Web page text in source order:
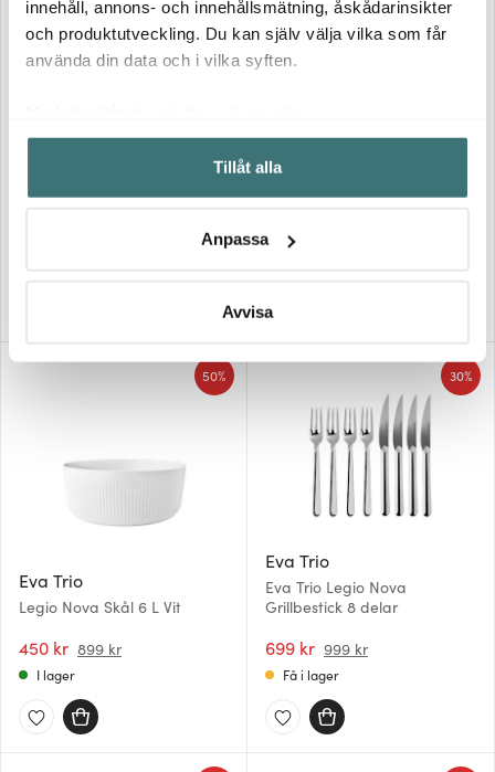
innehåll, annons- och innehållsmätning, åskådarinsikter
och produktutveckling. Du kan själv välja vilka som får
använda din data och i vilka syften.
Samla in information om din geografiska plats som
kan ha en noggrannhet på upp till flera meter
Identifiera din enhet genom att aktivt skanna den för
Ta reda på mer om hur dina personliga uppgifter
Du kan ändra eller dra tillbaka ditt samtycke när som
Vi använder cookies för att innehållet och annonserna
ska anpassas efter det som vi tror att du tycker om. Det
gör också att vi kan analysera vår trafik och göra
hemsidan ännu bättre. Du bestämmer själv vilka cookies
som du vill dela med dig av.
Tillåt alla
Anpassa
Avvisa
Legio Nova skål 0,5 L Vit
Stainless Steel stekpanna 28
cm keramisk Slip-Let®
699 kr
Eva Trio
Legio Nova Skål 6 L Vit
450 kr 899 kr
50%
I lager
Eva Trio
Eva Trio Legio Nova
Grillbestick 8 delar
699 kr 999 kr
30%
Få i lager